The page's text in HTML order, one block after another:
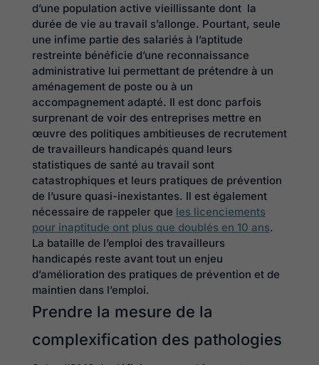
d’une population active vieillissante dont la
durée de vie au travail s’allonge. Pourtant, seule
une infime partie des salariés à l’aptitude
restreinte bénéficie d’une reconnaissance
administrative lui permettant de prétendre à un
aménagement de poste ou à un
accompagnement adapté. Il est donc parfois
surprenant de voir des entreprises mettre en
œuvre des politiques ambitieuses de recrutement
de travailleurs handicapés quand leurs
statistiques de santé au travail sont
catastrophiques et leurs pratiques de prévention
de l’usure quasi-inexistantes. Il est également
nécessaire de rappeler que les licenciements
pour inaptitude ont plus que doublés en 10 ans.
La bataille de l’emploi des travailleurs
handicapés reste avant tout un enjeu
d’amélioration des pratiques de prévention et de
maintien dans l’emploi.
Prendre la mesure de la
complexification des pathologies